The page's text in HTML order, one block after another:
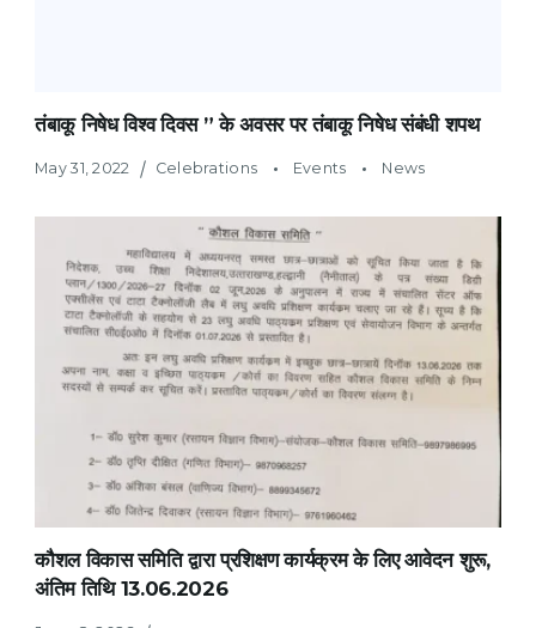
तंबाकू निषेध विश्व दिवस ” के अवसर पर तंबाकू निषेध संबंधी शपथ
May 31, 2022 Celebrations Events News
कौशल विकास समिति द्वारा प्रशिक्षण कार्यक्रम के लिए आवेदन शुरू,
अंतिम तिथि 13.06.2026